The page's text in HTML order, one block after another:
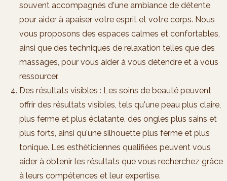
souvent accompagnés d'une ambiance de détente
pour aider à apaiser votre esprit et votre corps. Nous
vous proposons des espaces calmes et confortables,
ainsi que des techniques de relaxation telles que des
massages, pour vous aider à vous détendre et à vous
ressourcer.
Des résultats visibles : Les soins de beauté peuvent
offrir des résultats visibles, tels qu'une peau plus claire,
plus ferme et plus éclatante, des ongles plus sains et
plus forts, ainsi qu'une silhouette plus ferme et plus
tonique. Les esthéticiennes qualifiées peuvent vous
aider à obtenir les résultats que vous recherchez grâce
à leurs compétences et leur expertise.